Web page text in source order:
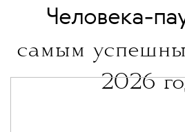
Человека-
самым
2026